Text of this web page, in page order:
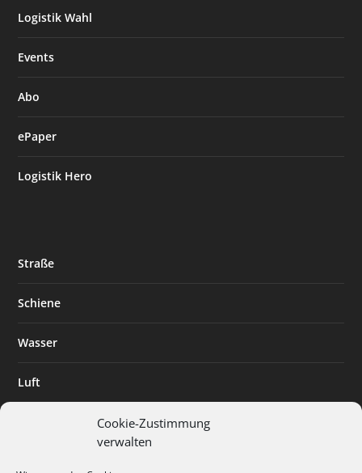
Cookie-Zustimmung
verwalten
Logistik Wahl
Events
Abo
ePaper
Logistik Hero
Straße
Schiene
Wasser
Luft